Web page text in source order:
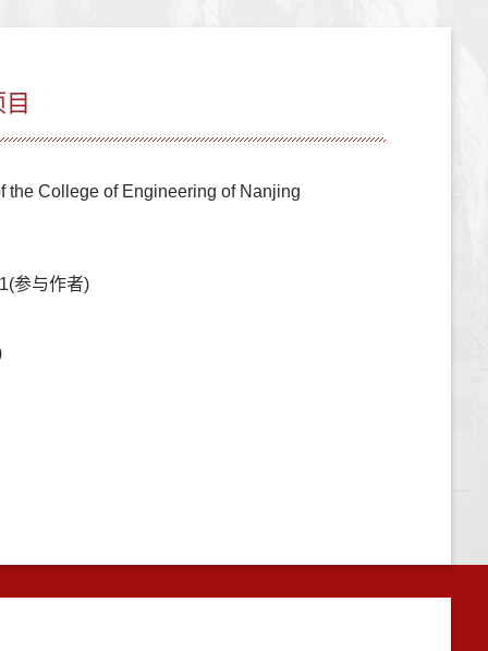
the College of Engineering of Nanjing
参与作者)